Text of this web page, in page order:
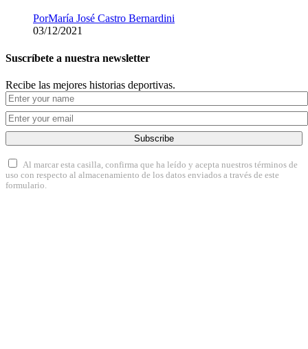
PorMaría José Castro Bernardini
03/12/2021
Suscríbete a nuestra newsletter
Recibe las mejores historias deportivas.
Subscribe
Al marcar esta casilla, confirma que ha leído y acepta nuestros términos de
uso con respecto al almacenamiento de los datos enviados a través de este
formulario.